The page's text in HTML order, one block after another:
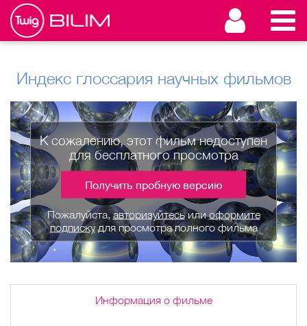
Индекс глоссария научных фильмов
К сожалению, этот фильм недоступен
для бесплатного просмотра
Получить пробную версию
Пожалуйста,авторизуйтесьилиоформите
подпискудля просмотра полного фильма
Информация о фильме